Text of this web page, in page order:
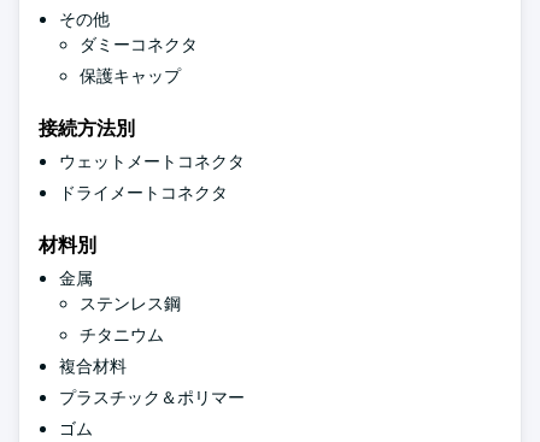
その他
ダミーコネクタ
保護キャップ
接続方法別
ウェットメートコネクタ
ドライメートコネクタ
材料別
金属
ステンレス鋼
チタニウム
複合材料
プラスチック＆ポリマー
ゴム